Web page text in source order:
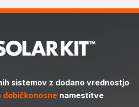
sistemov z dodano vrednostjo
dobičkonosne namestitve